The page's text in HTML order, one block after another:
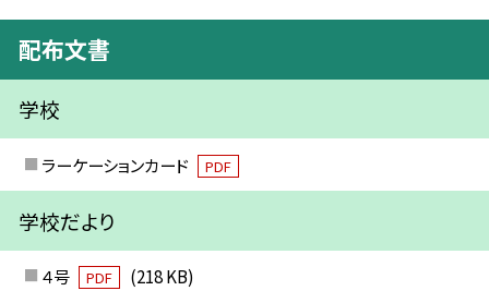
配布文書
学校
ラーケーションカード PDF
学校だより
４号 PDF
(218 KB)